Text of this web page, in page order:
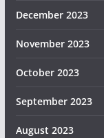
December 2023
November 2023
October 2023
September 2023
August 2023